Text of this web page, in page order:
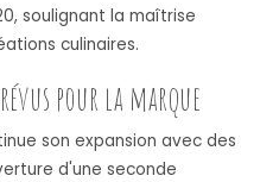
soulignant la maîtrise
culinaires.
pour la marque
son expansion avec des
d'une seconde